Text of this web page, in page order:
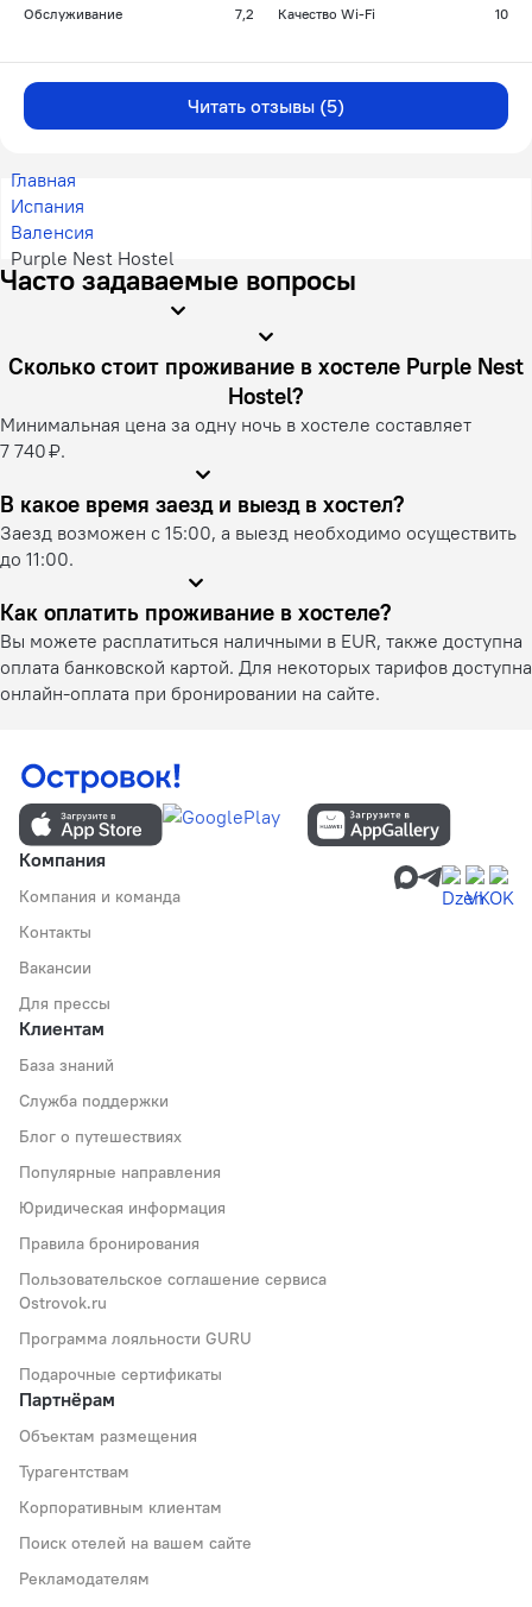
Обслуживание
7,2 Качество Wi-Fi 10
Читать отзывы (5)
Главная
Испания
Валенсия
Purple Nest Hostel
Часто задаваемые вопросы
Сколько стоит проживание в хостеле Purple Nest
Hostel?
Минимальная цена за одну ночь в хостеле составляет
7 740 ₽.
В какое время заезд и выезд в хостел?
Заезд возможен с 15:00, а выезд необходимо осуществить
до 11:00.
Как оплатить проживание в хостеле?
Вы можете расплатиться наличными в EUR, также доступна
оплата банковской картой. Для некоторых тарифов доступна
онлайн-оплата при бронировании на сайте.
Компания
Компания и команда
Контакты
Вакансии
Для прессы
Клиентам
База знаний
Служба поддержки
Блог о путешествиях
Популярные направления
Юридическая информация
Правила бронирования
Пользовательское соглашение сервиса
Ostrovok.ru
Программа лояльности GURU
Подарочные сертификаты
Партнёрам
Объектам размещения
Турагентствам
Корпоративным клиентам
Поиск отелей на вашем сайте
Рекламодателям